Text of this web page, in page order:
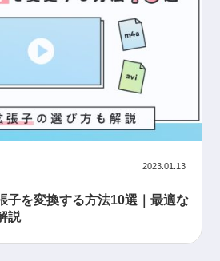
2023.01.13
子を変換する方法10選｜最適な
説